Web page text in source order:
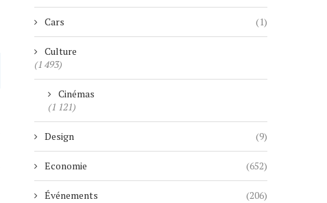
Cars (1)
Culture
(1 493)
Cinémas
(1 121)
Design (9)
Economie (652)
Événements (206)